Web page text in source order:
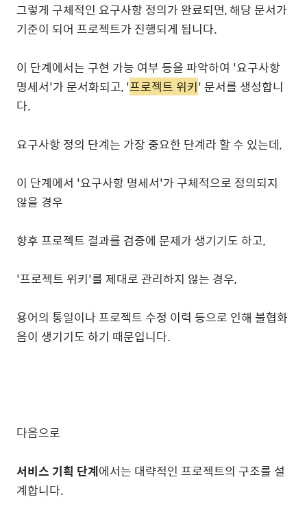
그렇게 구체적인 요구사항 정의가 완료되면, 해당 문서가
기준이 되어 프로젝트가 진행되게 됩니다.
이 단계에서는 구현 가능 여부 등을 파악하여 '요구사항
명세서'가 문서화되고, '프로젝트 위키' 문서를 생성합니
다.
요구사항 정의 단계는 가장 중요한 단계라 할 수 있는데,
이 단계에서 '요구사항 명세서'가 구체적으로 정의되지
않을 경우
향후 프로젝트 결과를 검증에 문제가 생기기도 하고,
'프로젝트 위키'를 제대로 관리하지 않는 경우,
용어의 통일이나 프로젝트 수정 이력 등으로 인해 불협화
음이 생기기도 하기 때문입니다.
다음으로
서비스 기획 단계에서는 대략적인 프로젝트의 구조를 설
계합니다.